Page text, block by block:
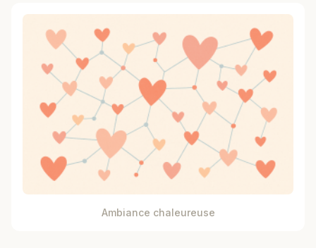
Ambiance chaleureuse